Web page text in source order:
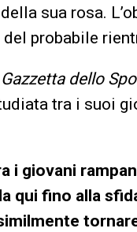
sua rosa.
probabile
dello
tra i suoi
i giovani
qui fino alla